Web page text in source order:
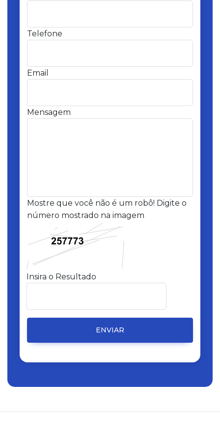
Telefone
Email
Mensagem
Mostre que você não é um robô! Digite o
número mostrado na imagem
Insira o Resultado
ENVIAR